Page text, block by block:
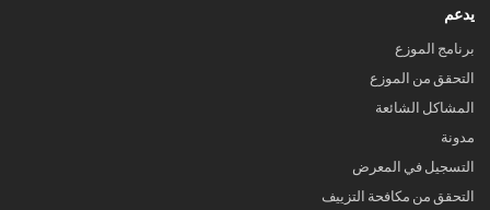
يدعم
برنامج الموزع
التحقق من الموزع
المشاكل الشائعة
مدونة
التسجيل في المعرض
التحقق من مكافحة التزييف